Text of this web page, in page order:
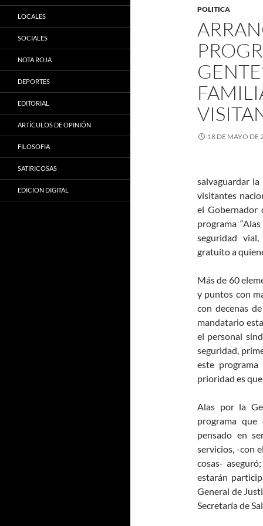
POLITICA
18 DE MAYO DE
salvaguardar
visitantes
el Gobernador
programa
seguridad
gratuito a
Más de 60
y puntos con
con decenas
mandatario
el personal
seguridad,
este
prioridad es
Alas por la
programa
pensado en
servicios, -con
cosas-
estarán
General de
Secretaría de
LOCALES
SOCIALES
NOTA ROJA
DEPORTES
EDITORIAL
ARTÍCULOS DE OPINIÓN
FILOSOFIA
SATIRICOSAS
EDICION DIGITAL